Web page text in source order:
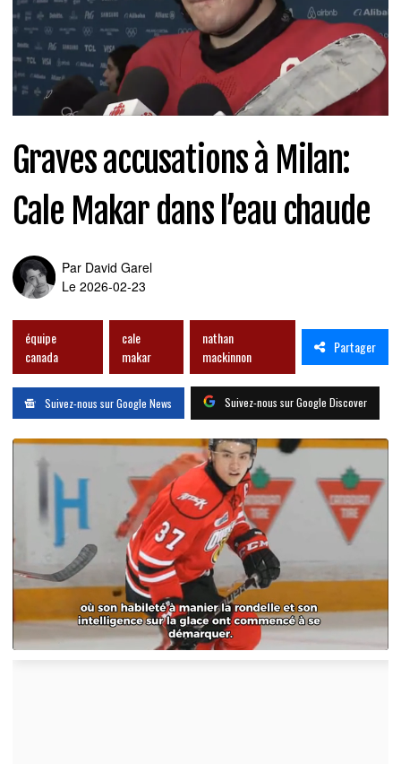
Graves accusations à Milan:
Cale Makar dans l’eau chaude
Par David Garel
Le 2026-02-23
équipe
canada
cale
makar
nathan
mackinnon
Partager
Suivez-nous sur Google News Suivez-nous sur Google Discover